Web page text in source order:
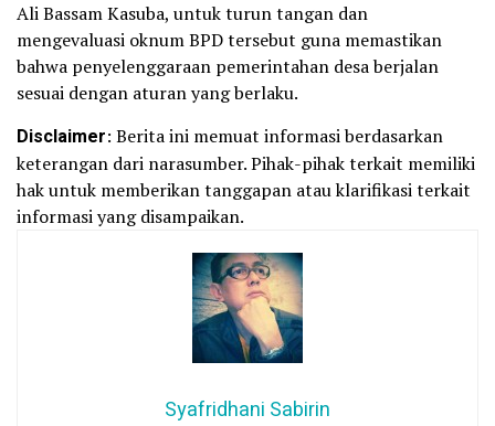
Ali Bassam Kasuba, untuk turun tangan dan
mengevaluasi oknum BPD tersebut guna memastikan
bahwa penyelenggaraan pemerintahan desa berjalan
sesuai dengan aturan yang berlaku.
Disclaimer: Berita ini memuat informasi berdasarkan
keterangan dari narasumber. Pihak-pihak terkait memiliki
hak untuk memberikan tanggapan atau klarifikasi terkait
informasi yang disampaikan.
Syafridhani Sabirin